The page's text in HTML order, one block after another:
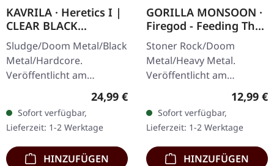
KAVRILA · Heretics I |
CLEAR BLACK
MARBLED LP
Sludge/Doom Metal/Black
Metal/Hardcore.
Veröffentlicht am
30.05.2025, auf Supreme
Clear/Schwarz
marmoriertes Vinyl mit
schwarzen und…
Regulärer Preis:
24,99 €
Sofort verfügbar,
Lieferzeit: 1-2 Werktage
HINZUFÜGEN
GORILLA MONSOON ·
Firegod - Feeding The
Beast | CD
Stoner Rock/Doom
Metal/Heavy Metal.
Veröffentlicht am
11.05.2018, auf Supreme
Chaos Records. CD im
Jewelcase mit 8-seitigem
Booklet. Das dritte
Album…
12,99 €
Sofort verfügbar,
Lieferzeit: 1-2 Werktage
HINZUFÜGEN